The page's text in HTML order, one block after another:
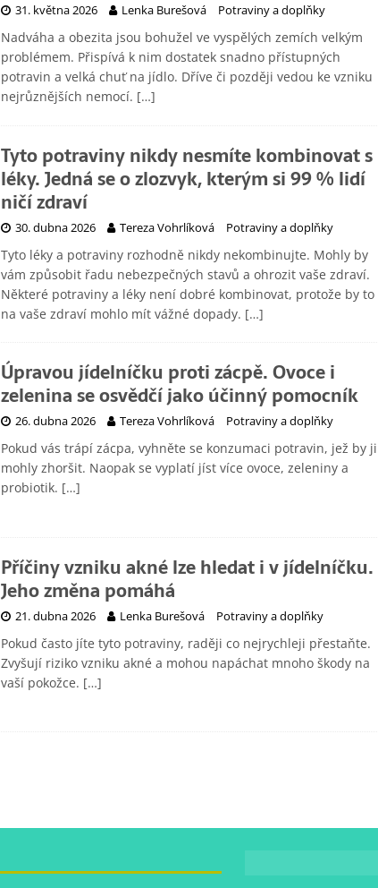
31. května 2026 Lenka Burešová Potraviny a doplňky
Nadváha a obezita jsou bohužel ve vyspělých zemích velkým
problémem. Přispívá k nim dostatek snadno přístupných
potravin a velká chuť na jídlo. Dříve či později vedou ke vzniku
nejrůznějších nemocí. […]
Tyto potraviny nikdy nesmíte kombinovat s
léky. Jedná se o zlozvyk, kterým si 99 % lidí
ničí zdraví
30. dubna 2026 Tereza Vohrlíková Potraviny a doplňky
Tyto léky a potraviny rozhodně nikdy nekombinujte. Mohly by
vám způsobit řadu nebezpečných stavů a ohrozit vaše zdraví.
Některé potraviny a léky není dobré kombinovat, protože by to
na vaše zdraví mohlo mít vážné dopady. […]
Úpravou jídelníčku proti zácpě. Ovoce i
zelenina se osvědčí jako účinný pomocník
26. dubna 2026 Tereza Vohrlíková Potraviny a doplňky
Pokud vás trápí zácpa, vyhněte se konzumaci potravin, jež by ji
mohly zhoršit. Naopak se vyplatí jíst více ovoce, zeleniny a
probiotik. […]
Příčiny vzniku akné lze hledat i v jídelníčku.
Jeho změna pomáhá
21. dubna 2026 Lenka Burešová Potraviny a doplňky
Pokud často jíte tyto potraviny, raději co nejrychleji přestaňte.
Zvyšují riziko vzniku akné a mohou napáchat mnoho škody na
vaší pokožce. […]